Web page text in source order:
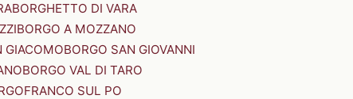
BORGHETTO DI VARA
BORGO A MOZZANO
GIACOMOBORGO SAN GIOVANNI
BORGO VAL DI TARO
SUL PO